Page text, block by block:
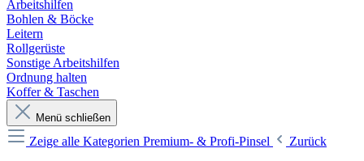
Arbeitshilfen
Bohlen & Böcke
Leitern
Rollgerüste
Sonstige Arbeitshilfen
Ordnung halten
Koffer & Taschen
Menü schließen
Zeige alle Kategorien Premium- & Profi-Pinsel
Zurück